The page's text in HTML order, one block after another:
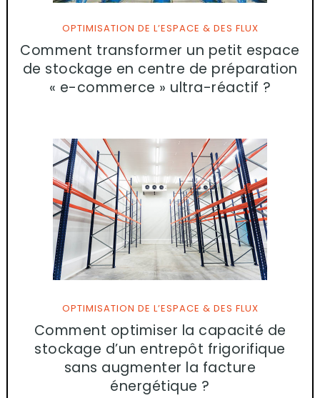
OPTIMISATION DE L’ESPACE & DES FLUX
Comment transformer un petit espace
de stockage en centre de préparation
« e-commerce » ultra-réactif ?
OPTIMISATION DE L’ESPACE & DES FLUX
Comment optimiser la capacité de
stockage d’un entrepôt frigorifique
sans augmenter la facture
énergétique ?